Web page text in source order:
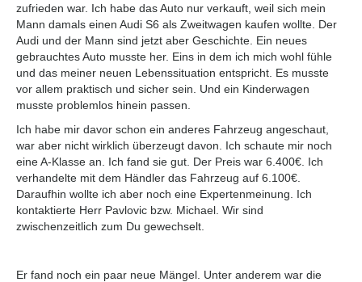
zufrieden war. Ich habe das Auto nur verkauft, weil sich mein
Mann damals einen Audi S6 als Zweitwagen kaufen wollte. Der
Audi und der Mann sind jetzt aber Geschichte. Ein neues
gebrauchtes Auto musste her. Eins in dem ich mich wohl fühle
und das meiner neuen Lebenssituation entspricht. Es musste
vor allem praktisch und sicher sein. Und ein Kinderwagen
musste problemlos hinein passen.
Ich habe mir davor schon ein anderes Fahrzeug angeschaut,
war aber nicht wirklich überzeugt davon. Ich schaute mir noch
eine A-Klasse an. Ich fand sie gut. Der Preis war 6.400€. Ich
verhandelte mit dem Händler das Fahrzeug auf 6.100€.
Daraufhin wollte ich aber noch eine Expertenmeinung. Ich
kontaktierte Herr Pavlovic bzw. Michael. Wir sind
zwischenzeitlich zum Du gewechselt.
Er fand noch ein paar neue Mängel. Unter anderem war die